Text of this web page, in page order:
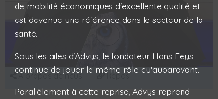
A propos de nous Repos
de mobilité économiques d'excellente qualité et
est devenue une référence dans le secteur de la
santé.
Sous les ailes d'Advys, le fondateur Hans Feys
continue de jouer le même rôle qu'auparavant.
Parallèlement à cette reprise, Advys reprend